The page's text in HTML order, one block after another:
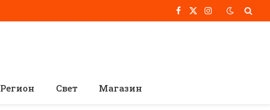
Facebook
X
Instagram
Регион Свет Магазин